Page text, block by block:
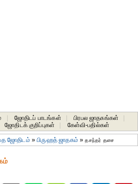
ஜோதிடப் பாடங்கள் பிரபல ஜாதகங்கள்
ஜோதிடக் குறிப்புகள் கேள்வி-பதில்கள்
ஜோதிடம் »பிருஹத் ஜாதகம் »தசந்தர் தசை